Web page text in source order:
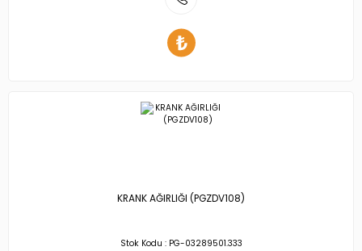
KRANK AĞIRLIĞI (PGZDV108)
Stok Kodu : PG-03289501.333